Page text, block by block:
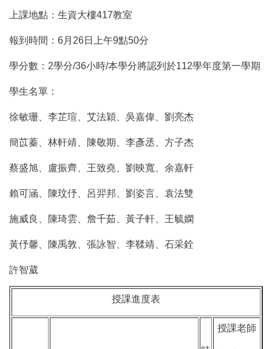
上課地點：生資大樓417教室
報到時間：6月26日上午9點50分
學分數：2學分/36小時/本學分將認列於112學年度第一學期
學生名單：
徐敏珊、李芷瑄、艾法穎、吳嘉偉、劉亮杰
簡苡蓁、林軒靖、陳敬期、李彥丞、方子杰
蔡盛旭、盧振齊、王致堯、劉映寬、余嘉軒
賴可涵、陳玟伃、呂羿邦、劉姿言、袁法雙
施威良、陳琦雲、詹千茹、黃子軒、王毓嫻
黃伃馨、陳禹敦、張詠智、李鞣靖、石采銓
許智葳
授課進度表
授課老師